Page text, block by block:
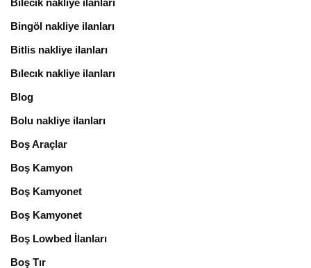
Bingöl nakliye ilanları
Bitlis nakliye ilanları
Bılecık nakliye ilanları
Blog
Bolu nakliye ilanları
Boş Araçlar
Boş Kamyon
Boş Kamyonet
Boş Kamyonet
Boş Lowbed İlanları
Boş Tır